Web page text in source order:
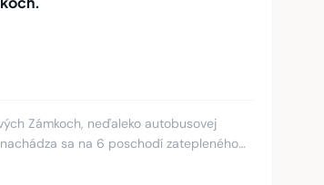
Zámkoch, neďaleko autobusovej
sa na 6 poschodí zatepleného